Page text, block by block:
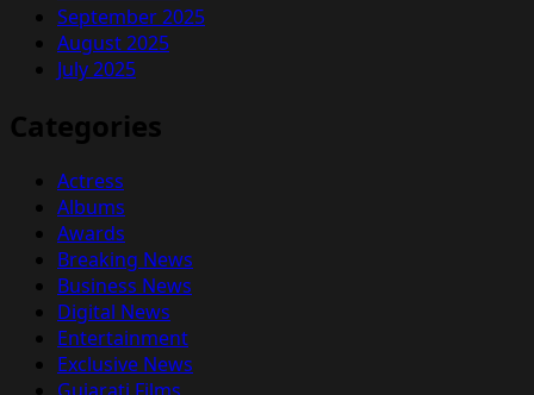
September 2025
August 2025
July 2025
Categories
Actress
Albums
Awards
Breaking News
Business News
Digital News
Entertainment
Exclusive News